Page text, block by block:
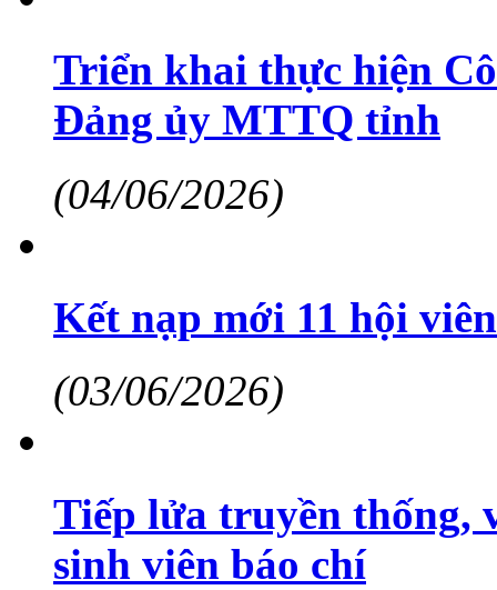
Triển khai thực hiện
Đảng ủy MTTQ tỉnh
(04/06/2026)
Kết nạp mới 11 hội
(03/06/2026)
Tiếp lửa truyền thống,
sinh viên báo chí